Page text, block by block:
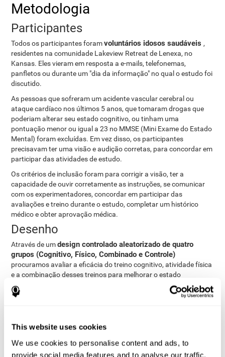
This website uses cookies
We use cookies to personalise content and ads, to
provide social media features and to analyse our traffic.
Metodologia
Participantes
Todos os participantes foramvoluntários idosos saudáveis ​​,
residentes na comunidade Lakeview Retreat de Lenexa, no
Kansas. Eles vieram em resposta a e-mails, telefonemas,
panfletos ou durante um "dia da informação" no qual o estudo foi
discutido.
As pessoas que sofreram um acidente vascular cerebral ou
ataque cardíaco nos últimos 5 anos, que tomaram drogas que
poderiam alterar seu estado cognitivo, ou tinham uma
pontuação menor ou igual a 23 no MMSE (Mini Exame do Estado
Mental) foram excluídas. Em vez disso, os participantes
precisavam ter uma visão e audição corretas, para concordar em
participar das atividades de estudo.
Os critérios de inclusão foram para corrigir a visão, ter a
capacidade de ouvir corretamente as instruções, se comunicar
com os experimentadores, concordar em participar das
avaliações e treino durante o estudo, completar um histórico
médico e obter aprovação médica.
Desenho
Através de umdesign controlado aleatorizado de quatro
grupos (Cognitivo, Físico, Combinado e Controle)
procuramos avaliar a eficácia do treino cognitivo, atividade física
e a combinação desses treinos para melhorar o estado
desenvolvimento cognitivo dos idosos saudáveis.
Quando concluímos a coleta de dados do estudo, podemos
Devido à idade avançada dos participantes (59% tinham 80 anos